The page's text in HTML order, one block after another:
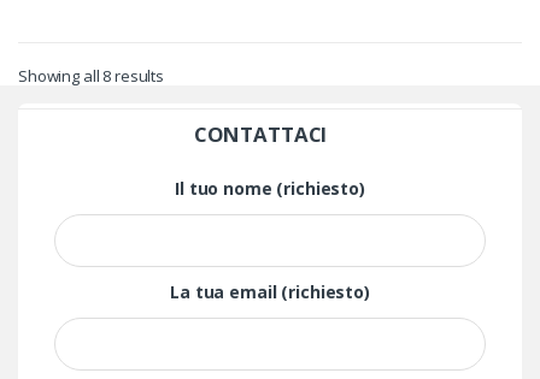
Showing all 8 results
CONTATTACI
Il tuo nome (richiesto)
La tua email (richiesto)